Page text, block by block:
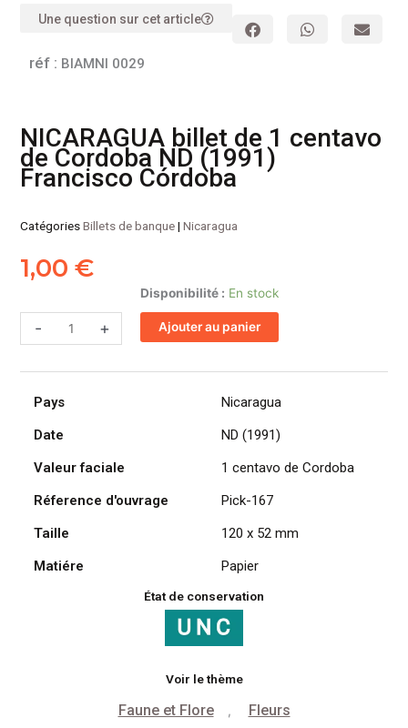
Une question sur cet article
réf : BIAMNI 0029
NICARAGUA billet de 1 centavo
de Cordoba ND (1991)
Francisco Córdoba
CatégoriesBillets de banque|Nicaragua
1,00€
Disponibilité : En stock
-
de
NICARAGUA
de
centavo
ND
(1991)
Córdoba
+ Ajouter au panier
Pays
Nicaragua
Date
ND (1991)
Valeur faciale
1 centavo de Cordoba
Réference d'ouvrage
Pick-167
Taille
120 x 52 mm
Matiére
Papier
État de conservation
Voir le thème
Faune et Flore , Fleurs